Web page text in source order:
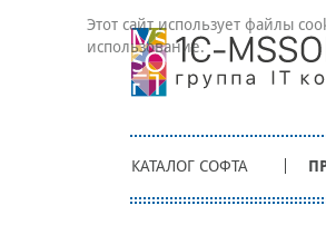
КАТАЛОГ СОФТА
Этот сайт использует файлы
использование.